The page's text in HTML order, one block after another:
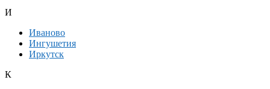
И
Иваново
Ингушетия
Иркутск
К